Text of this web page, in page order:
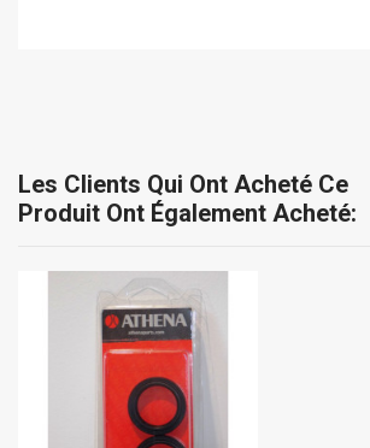
Les Clients Qui Ont Acheté Ce
Produit Ont Également Acheté: